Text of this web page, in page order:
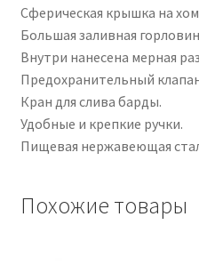
Сферическая крышка на
Большая заливная
Внутри нанесена мерная
Предохранительный
Кран для слива барды.
Удобные и крепкие ручки.
Пищевая нержавеющая
Похожие товары